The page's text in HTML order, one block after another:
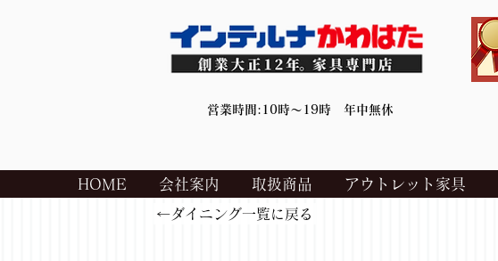
営業時間:10時～19時 年中無休
HOME 会社案内 取扱商品 アウトレット家具
←ダイニング一覧に戻る